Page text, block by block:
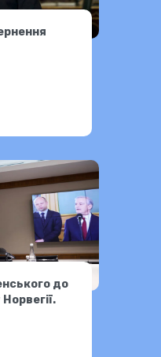
до